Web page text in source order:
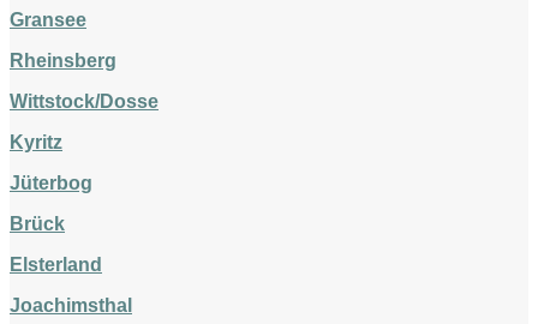
Gransee
Rheinsberg
Wittstock/Dosse
Kyritz
Jüterbog
Brück
Elsterland
Joachimsthal